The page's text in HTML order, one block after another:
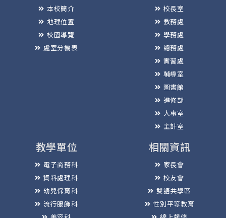
本校簡介
地理位置
校園導覽
處室分機表
校長室
教務處
學務處
總務處
實習處
輔導室
圖書館
進修部
人事室
主計室
教學單位
電子商務科
資料處理科
幼兒保育科
流行服飾科
相關資訊
家長會
校友會
雙語共學區
性別平等教育